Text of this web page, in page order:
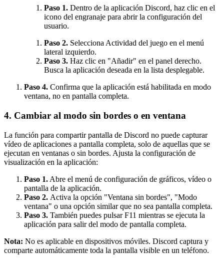
Paso 1. Dentro de la aplicación Discord, haz clic en el
icono del engranaje para abrir la configuración del
usuario.
Paso 2. Selecciona Actividad del juego en el menú
lateral izquierdo.
Paso 3. Haz clic en "Añadir" en el panel derecho.
Busca la aplicación deseada en la lista desplegable.
Paso 4. Confirma que la aplicación está habilitada en modo
ventana, no en pantalla completa.
4. Cambiar al modo sin bordes o en ventana
La función para compartir pantalla de Discord no puede capturar
vídeo de aplicaciones a pantalla completa, solo de aquellas que se
ejecutan en ventanas o sin bordes. Ajusta la configuración de
visualización en la aplicación:
Paso 1. Abre el menú de configuración de gráficos, vídeo o
pantalla de la aplicación.
Paso 2. Activa la opción "Ventana sin bordes", "Modo
ventana" o una opción similar que no sea pantalla completa.
Paso 3. También puedes pulsar F11 mientras se ejecuta la
aplicación para salir del modo de pantalla completa.
Nota: No es aplicable en dispositivos móviles. Discord captura y
comparte automáticamente toda la pantalla visible en un teléfono.